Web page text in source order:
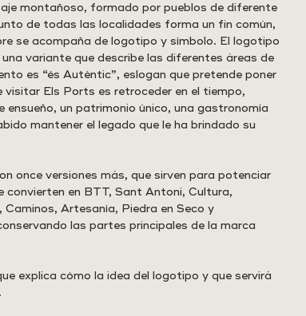
montañoso, formado por pueblos de diferente
de todas las localidades forma un fin común,
se acompaña de logotipo y símbolo. El logotipo
variante que describe las diferentes áreas de
es “és Autèntic”, eslogan que pretende poner
Els Ports es retroceder en el tiempo,
un patrimonio único, una gastronomía
mantener el legado que le ha brindado su
once versiones más, que sirven para potenciar
en BTT, Sant Antoni, Cultura,
Artesanía, Piedra en Seco y
las partes principales de la marca
explica cómo la idea del logotipo y que servirá